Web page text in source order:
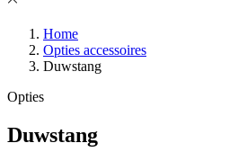
Home
Opties accessoires
Duwstang
Opties
Duwstang